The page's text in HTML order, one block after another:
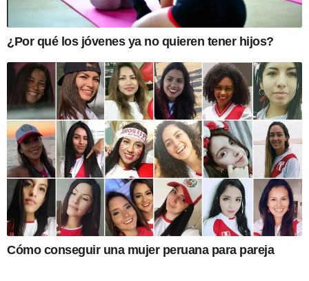
¿Por qué los jóvenes ya no quieren tener hijos?
Cómo conseguir una mujer peruana para pareja